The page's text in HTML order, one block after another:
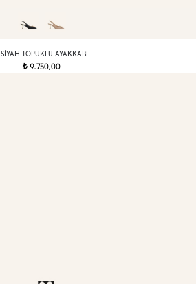
SIYAH TOPUKLU AYAKKABI
t9.750,00